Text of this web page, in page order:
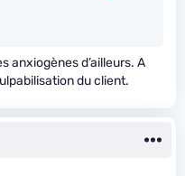
anxiogènes d’ailleurs. A
du client.